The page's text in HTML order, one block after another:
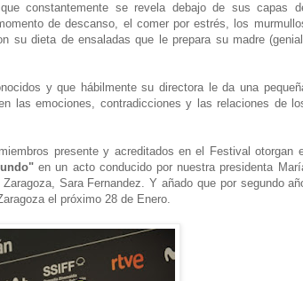
constantemente se revela debajo de sus capas
de descanso, el comer por estrés, los
su dieta de ensaladas que le prepara su madre
y que hábilmente su directora le da una
las emociones, contradicciones y las relaciones de
presente y acreditados en el Festival otorgan
en un acto conducido por nuestra presidenta
Sara Fernandez. Y añado que por segundo
el próximo 28 de Enero.